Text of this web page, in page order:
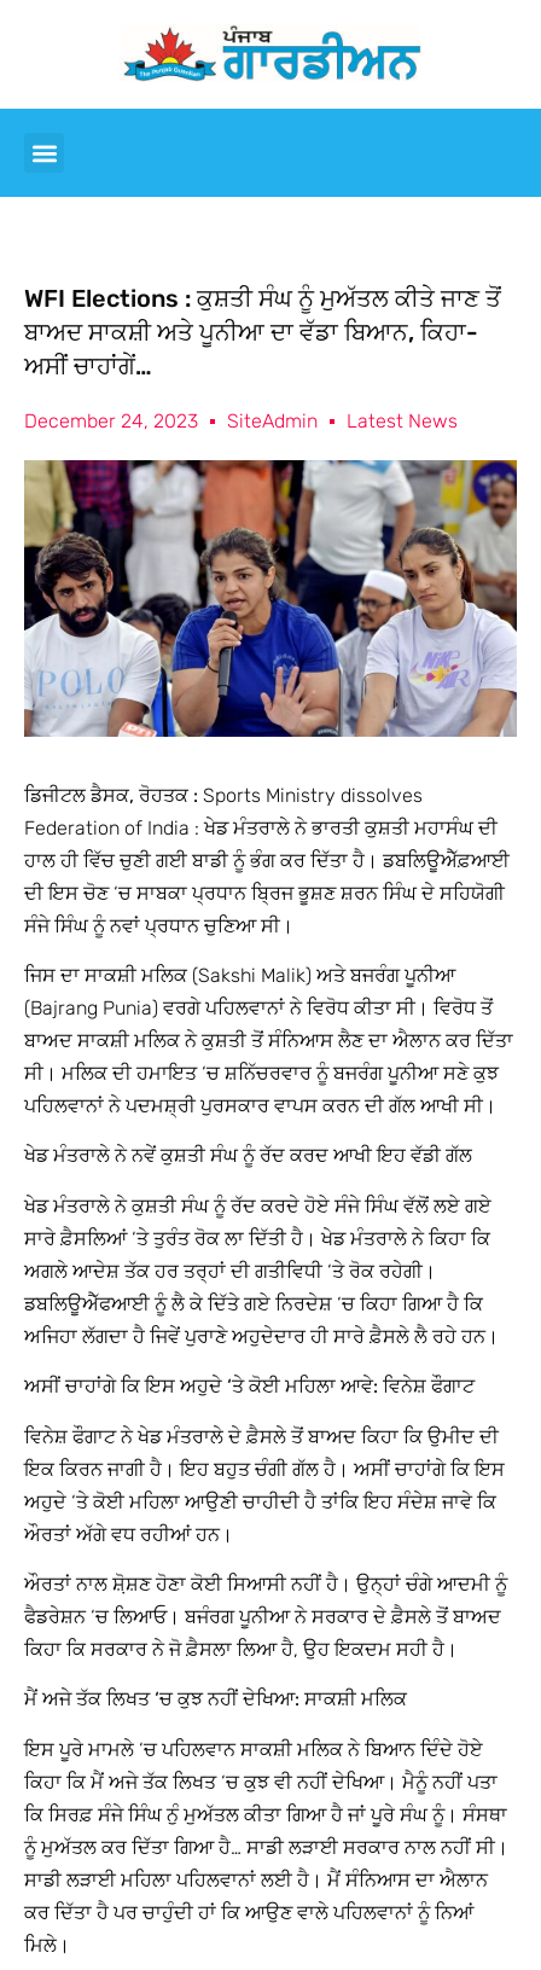
WFI Elections : ਕੁਸ਼ਤੀ ਸੰਘ ਨੂੰ ਮੁਅੱਤਲ ਕੀਤੇ ਜਾਣ ਤੋਂ
ਬਾਅਦ ਸਾਕਸ਼ੀ ਅਤੇ ਪੂਨੀਆ ਦਾ ਵੱਡਾ ਬਿਆਨ, ਕਿਹਾ-
ਅਸੀਂ ਚਾਹਾਂਗੇਂ…
December 24, 2023 SiteAdmin Latest News
ਡਿਜੀਟਲ ਡੈਸਕ, ਰੋਹਤਕ : Sports Ministry dissolves
Federation of India : ਖੇਡ ਮੰਤਰਾਲੇ ਨੇ ਭਾਰਤੀ ਕੁਸ਼ਤੀ ਮਹਾਸੰਘ ਦੀ
ਹਾਲ ਹੀ ਵਿੱਚ ਚੁਣੀ ਗਈ ਬਾਡੀ ਨੂੰ ਭੰਗ ਕਰ ਦਿੱਤਾ ਹੈ। ਡਬਲਿਊਐੱਫ਼ਆਈ
ਦੀ ਇਸ ਚੋਣ ‘ਚ ਸਾਬਕਾ ਪ੍ਰਧਾਨ ਬ੍ਰਿਜ ਭੂਸ਼ਣ ਸ਼ਰਨ ਸਿੰਘ ਦੇ ਸਹਿਯੋਗੀ
ਸੰਜੇ ਸਿੰਘ ਨੂੰ ਨਵਾਂ ਪ੍ਰਧਾਨ ਚੁਣਿਆ ਸੀ।
ਜਿਸ ਦਾ ਸਾਕਸ਼ੀ ਮਲਿਕ (Sakshi Malik) ਅਤੇ ਬਜਰੰਗ ਪੂਨੀਆ
(Bajrang Punia) ਵਰਗੇ ਪਹਿਲਵਾਨਾਂ ਨੇ ਵਿਰੋਧ ਕੀਤਾ ਸੀ। ਵਿਰੋਧ ਤੋਂ
ਬਾਅਦ ਸਾਕਸ਼ੀ ਮਲਿਕ ਨੇ ਕੁਸ਼ਤੀ ਤੋਂ ਸੰਨਿਆਸ ਲੈਣ ਦਾ ਐਲਾਨ ਕਰ ਦਿੱਤਾ
ਸੀ। ਮਲਿਕ ਦੀ ਹਮਾਇਤ ‘ਚ ਸ਼ਨਿੱਚਰਵਾਰ ਨੂੰ ਬਜਰੰਗ ਪੂਨੀਆ ਸਣੇ ਕੁਝ
ਪਹਿਲਵਾਨਾਂ ਨੇ ਪਦਮਸ਼੍ਰੀ ਪੁਰਸਕਾਰ ਵਾਪਸ ਕਰਨ ਦੀ ਗੱਲ ਆਖੀ ਸੀ।
ਖੇਡ ਮੰਤਰਾਲੇ ਨੇ ਨਵੇਂ ਕੁਸ਼ਤੀ ਸੰਘ ਨੂੰ ਰੱਦ ਕਰਦ ਆਖੀ ਇਹ ਵੱਡੀ ਗੱਲ
ਖੇਡ ਮੰਤਰਾਲੇ ਨੇ ਕੁਸ਼ਤੀ ਸੰਘ ਨੂੰ ਰੱਦ ਕਰਦੇ ਹੋਏ ਸੰਜੇ ਸਿੰਘ ਵੱਲੋਂ ਲਏ ਗਏ
ਸਾਰੇ ਫ਼ੈਸਲਿਆਂ ‘ਤੇ ਤੁਰੰਤ ਰੋਕ ਲਾ ਦਿੱਤੀ ਹੈ। ਖੇਡ ਮੰਤਰਾਲੇ ਨੇ ਕਿਹਾ ਕਿ
ਅਗਲੇ ਆਦੇਸ਼ ਤੱਕ ਹਰ ਤਰ੍ਹਾਂ ਦੀ ਗਤੀਵਿਧੀ ‘ਤੇ ਰੋਕ ਰਹੇਗੀ।
ਡਬਲਿਊਐੱਫਆਈ ਨੂੰ ਲੈ ਕੇ ਦਿੱਤੇ ਗਏ ਨਿਰਦੇਸ਼ ‘ਚ ਕਿਹਾ ਗਿਆ ਹੈ ਕਿ
ਅਜਿਹਾ ਲੱਗਦਾ ਹੈ ਜਿਵੇਂ ਪੁਰਾਣੇ ਅਹੁਦੇਦਾਰ ਹੀ ਸਾਰੇ ਫ਼ੈਸਲੇ ਲੈ ਰਹੇ ਹਨ।
ਅਸੀਂ ਚਾਹਾਂਗੇ ਕਿ ਇਸ ਅਹੁਦੇ ‘ਤੇ ਕੋਈ ਮਹਿਲਾ ਆਵੇ: ਵਿਨੇਸ਼ ਫੌਗਾਟ
ਵਿਨੇਸ਼ ਫੌਗਾਟ ਨੇ ਖੇਡ ਮੰਤਰਾਲੇ ਦੇ ਫ਼ੈਸਲੇ ਤੋਂ ਬਾਅਦ ਕਿਹਾ ਕਿ ਉਮੀਦ ਦੀ
ਇਕ ਕਿਰਨ ਜਾਗੀ ਹੈ। ਇਹ ਬਹੁਤ ਚੰਗੀ ਗੱਲ ਹੈ। ਅਸੀਂ ਚਾਹਾਂਗੇ ਕਿ ਇਸ
ਅਹੁਦੇ ‘ਤੇ ਕੋਈ ਮਹਿਲਾ ਆਉਣੀ ਚਾਹੀਦੀ ਹੈ ਤਾਂਕਿ ਇਹ ਸੰਦੇਸ਼ ਜਾਵੇ ਕਿ
ਔਰਤਾਂ ਅੱਗੇ ਵਧ ਰਹੀਆਂ ਹਨ।
ਔਰਤਾਂ ਨਾਲ ਸ਼ੋ਼ਸ਼ਣ ਹੋਣਾ ਕੋਈ ਸਿਆਸੀ ਨਹੀਂ ਹੈ। ਉਨ੍ਹਾਂ ਚੰਗੇ ਆਦਮੀ ਨੂੰ
ਫੈਡਰੇਸ਼ਨ ‘ਚ ਲਿਆਓ। ਬਜੰਰਗ ਪੂਨੀਆ ਨੇ ਸਰਕਾਰ ਦੇ ਫ਼ੈਸਲੇ ਤੋਂ ਬਾਅਦ
ਕਿਹਾ ਕਿ ਸਰਕਾਰ ਨੇ ਜੋ ਫ਼ੈਸਲਾ ਲਿਆ ਹੈ, ਉਹ ਇਕਦਮ ਸਹੀ ਹੈ।
ਮੈਂ ਅਜੇ ਤੱਕ ਲਿਖਤ ‘ਚ ਕੁਝ ਨਹੀਂ ਦੇਖਿਆ: ਸਾਕਸ਼ੀ ਮਲਿਕ
ਇਸ ਪੂਰੇ ਮਾਮਲੇ ‘ਚ ਪਹਿਲਵਾਨ ਸਾਕਸ਼ੀ ਮਲਿਕ ਨੇ ਬਿਆਨ ਦਿੰਦੇ ਹੋਏ
ਕਿਹਾ ਕਿ ਮੈਂ ਅਜੇ ਤੱਕ ਲਿਖਤ ‘ਚ ਕੁਝ ਵੀ ਨਹੀਂ ਦੇਖਿਆ। ਮੈਨੂੰ ਨਹੀਂ ਪਤਾ
ਕਿ ਸਿਰਫ਼ ਸੰਜੇ ਸਿੰਘ ਨੁੰ ਮੁਅੱਤਲ ਕੀਤਾ ਗਿਆ ਹੈ ਜਾਂ ਪੂਰੇ ਸੰਘ ਨੂੰ। ਸੰਸਥਾ
ਨੂੰ ਮੁਅੱਤਲ ਕਰ ਦਿੱਤਾ ਗਿਆ ਹੈ… ਸਾਡੀ ਲੜਾਈ ਸਰਕਾਰ ਨਾਲ ਨਹੀਂ ਸੀ।
ਸਾਡੀ ਲੜਾਈ ਮਹਿਲਾ ਪਹਿਲਵਾਨਾਂ ਲਈ ਹੈ। ਮੈਂ ਸੰਨਿਆਸ ਦਾ ਐਲਾਨ
ਕਰ ਦਿੱਤਾ ਹੈ ਪਰ ਚਾਹੁੰਦੀ ਹਾਂ ਕਿ ਆਉਣ ਵਾਲੇ ਪਹਿਲਵਾਨਾਂ ਨੂੰ ਨਿਆਂ
ਮਿਲੇ।